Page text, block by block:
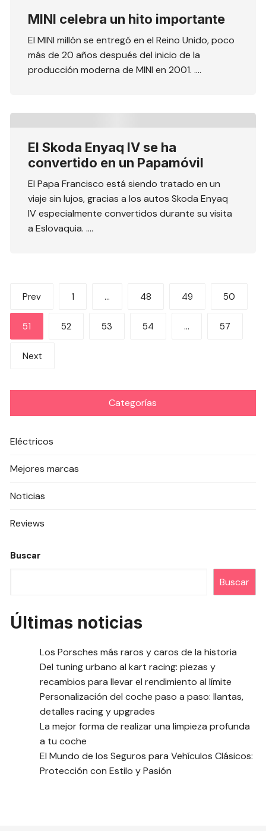
MINI celebra un hito importante
El MINI millón se entregó en el Reino Unido, poco
más de 20 años después del inicio de la
producción moderna de MINI en 2001. ….
El Skoda Enyaq IV se ha
convertido en un Papamóvil
El Papa Francisco está siendo tratado en un
viaje sin lujos, gracias a los autos Skoda Enyaq
IV especialmente convertidos durante su visita
a Eslovaquia. ….
Paginación
de
entradas
Prev 1 … 48 49 50
51 52 53 54 … 57
Next
Categorías
Eléctricos
Mejores marcas
Noticias
Reviews
Buscar
Buscar
Últimas noticias
Los Porsches más raros y caros de la historia
Del tuning urbano al kart racing: piezas y
recambios para llevar el rendimiento al límite
Personalización del coche paso a paso: llantas,
detalles racing y upgrades
La mejor forma de realizar una limpieza profunda
a tu coche
El Mundo de los Seguros para Vehículos Clásicos:
Protección con Estilo y Pasión